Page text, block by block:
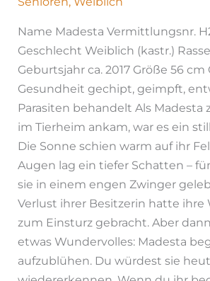
Name Madesta Vermittlungsnr.
Geschlecht Weiblich (kastr.)
Geburtsjahr ca. 2017 Größe 56
Gesundheit gechipt, geimpft,
Parasiten behandelt Als Madesta
im Tierheim ankam, war es ein
Die Sonne schien warm auf ihr
Augen lag ein tiefer Schatten –
sie in einem engen Zwinger
Verlust ihrer Besitzerin hatte
zum Einsturz gebracht. Aber
etwas Wundervolles: Madesta
aufzublühen. Du würdest sie